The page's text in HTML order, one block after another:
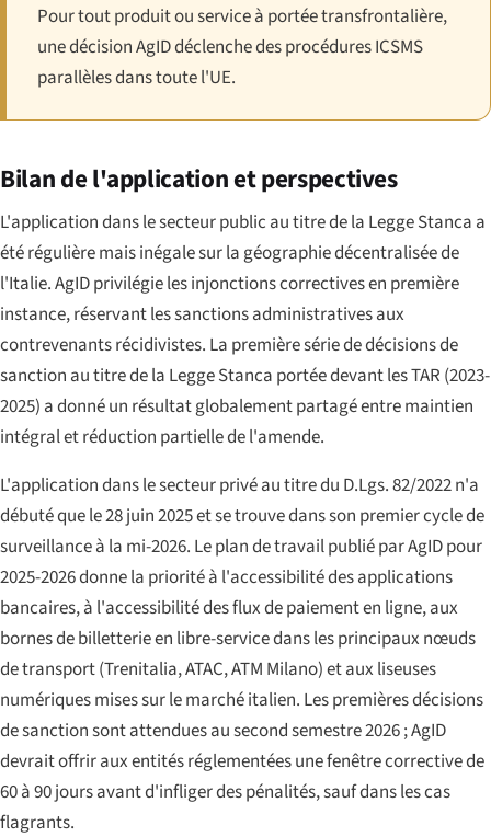
Pour tout produit ou service à portée transfrontalière,
une décision AgID déclenche des procédures ICSMS
parallèles dans toute l'UE.
Bilan de l'application et perspectives
L'application dans le secteur public au titre de la Legge Stanca a
été régulière mais inégale sur la géographie décentralisée de
l'Italie. AgID privilégie les injonctions correctives en première
instance, réservant les sanctions administratives aux
contrevenants récidivistes. La première série de décisions de
sanction au titre de la Legge Stanca portée devant les TAR (2023-
2025) a donné un résultat globalement partagé entre maintien
intégral et réduction partielle de l'amende.
L'application dans le secteur privé au titre du D.Lgs. 82/2022 n'a
débuté que le 28 juin 2025 et se trouve dans son premier cycle de
surveillance à la mi-2026. Le plan de travail publié par AgID pour
2025-2026 donne la priorité à l'accessibilité des applications
bancaires, à l'accessibilité des flux de paiement en ligne, aux
bornes de billetterie en libre-service dans les principaux nœuds
de transport (Trenitalia, ATAC, ATM Milano) et aux liseuses
numériques mises sur le marché italien. Les premières décisions
de sanction sont attendues au second semestre 2026 ; AgID
devrait offrir aux entités réglementées une fenêtre corrective de
60 à 90 jours avant d'infliger des pénalités, sauf dans les cas
flagrants.